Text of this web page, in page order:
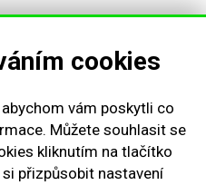
cookies
vám poskytli co
Můžete souhlasit se
kliknutím na tlačítko
přizpůsobit nastavení